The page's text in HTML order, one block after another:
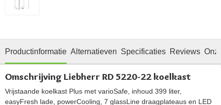
Productinformatie Alternatieven Specificaties Reviews
Omschrijving Liebherr RD 5220-22 koelkast
Vrijstaande koelkast Plus met varioSafe, inhoud 399 liter,
easyFresh lade, powerCooling, 7 glassLine draagplateaus en LED